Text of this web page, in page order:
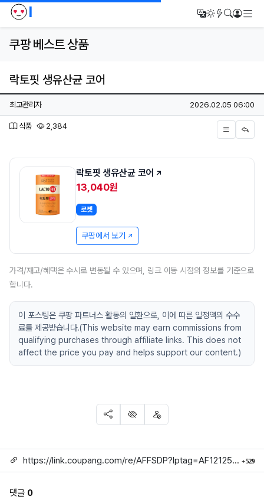
I 번역다크모드
새글/새댓글
검색로그인
쿠팡 베스트 상품
락토핏 생유산균 코어
페이지 정보
작성자
최고관리자 작성일
2026.02.05 06:00
분류
식품 2,384조회
본문
락토핏 생유산균 코어
13,040원
로켓
쿠팡에서 보기
가격/재고/혜택은 수시로 변동될 수 있으며, 링크 이동 시점의 정보를 기준으로
합니다.
이 포스팅은 쿠팡 파트너스 활동의 일환으로, 이에 따른 일정액의 수수
료를 제공받습니다.(This website may earn commissions from
qualifying purchases through affiliate links. This does not
affect the price you pay and helps support our content.)
SNS 공유
신고 차단
링크 https://link.coupang.com/re/AFFSDP?lptag=AF1212524&subid=mojorida2&pageKey=9351516123&itemId=22783302848&vendorItemId=85023806746&traceid=V0-113-ec396131234d8472 529회
댓글 0